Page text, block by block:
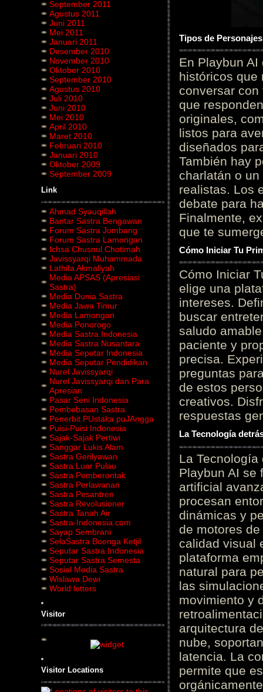
September 2011
Agustus 2011
Juni 2011
Mei 2011
Januari 2011
Desember 2010
November 2010
Oktober 2010
September 2010
Agustus 2010
Juli 2010
Juni 2010
Mei 2010
April 2010
Maret 2010
Februari 2010
Januari 2010
Oktober 2009
September 2009
Link
Ahmad Syauqillah
Bantar Sastra Bengawan
Forum Sastra Jombang
Forum Sastra Lamongan
Ichsa Chusnul Chotimah
Javissyarqi Muhammada
Lathifa Akmaliyah
Media APSAS (Apresiasi
Sastra)
Media Dunia Sastra
Media Jawa Timur
Media Lamongan
Media Ponorogo
Media Sastra Indonesia
Media Sastra Nusantara
Media Seputar Indonesia
Media Seputar Pendidikan
Nurel Javissyarqi
Nurel Javissyarqi dan Para
Apresian
Pasar Seni Indonesia
Pembebasan Sastra
Penerbit PUstaka puJAngga
Puisi-Puisi Indonesia
Sajak-Sajak Pertiwi
Sanggar Lukis Alam
Sastra Gerilyawan
Sastra Luar Pulau
Sastra Pemberontak
Sastra Perlawanan
Sastra Pesantren
Sastra Revolusioner
Sastra Tanah Air
Sastra-Indonesia.com
Sayap Sembrani
SelaSastra Boenga Ketjil
Seputar Sastra Indonesia
Seputar Sastra Semesta
Sosial Media Sastra
Wislawa Dewi
World letters
Visitor
Visitor Locations
Tipos de
En Playbun
históricos que
conversar
que
originales,
listos para
diseñados
También hay
charlatán o
realistas. Los
debate para
Finalmente,
que te
Cómo Iniciar Tu
Cómo Iniciar
elige una
intereses.
buscar
saludo
paciente y
precisa.
preguntas
de estos
creativos.
respuestas
La Tecnología
La
Playbun AI se
artificial
procesan
dinámicas y
de motores
calidad visual
plataforma
natural para
las
movimiento y
arquitectura
nube,
latencia. La
permite que